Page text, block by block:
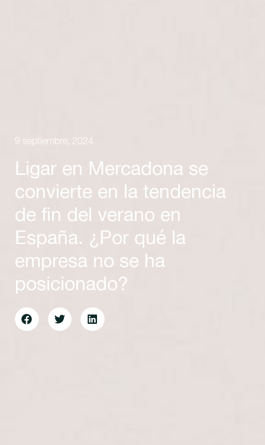
9 septiembre, 2024
Ligar en Mercadona se
convierte en la tendencia
de fin del verano en
España. ¿Por qué la
empresa no se ha
posicionado?